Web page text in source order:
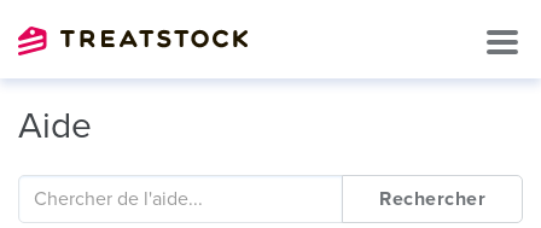
Aide
Rechercher